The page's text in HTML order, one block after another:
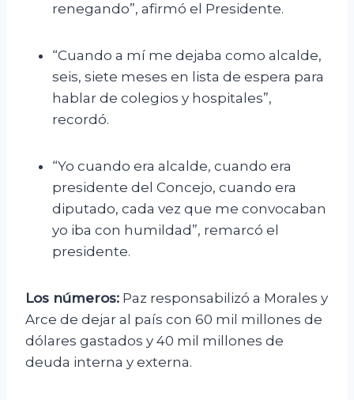
renegando”, afirmó el Presidente.
“Cuando a mí me dejaba como alcalde,
seis, siete meses en lista de espera para
hablar de colegios y hospitales”,
recordó.
“Yo cuando era alcalde, cuando era
presidente del Concejo, cuando era
diputado, cada vez que me convocaban
yo iba con humildad”, remarcó el
presidente.
Los números: Paz responsabilizó a Morales y
Arce de dejar al país con 60 mil millones de
dólares gastados y 40 mil millones de
deuda interna y externa.